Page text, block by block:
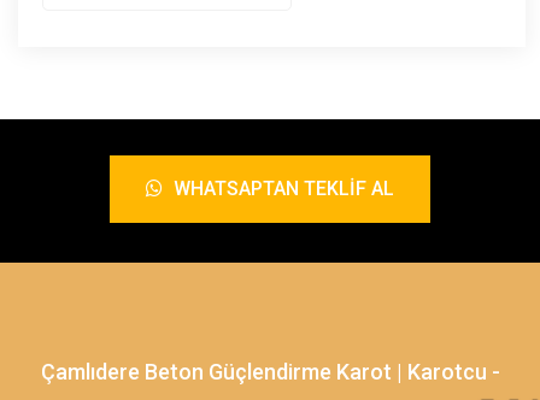
WHATSAPTAN TEKLIF AL
Çamlıdere Beton Güçlendirme Karot | Karotcu -